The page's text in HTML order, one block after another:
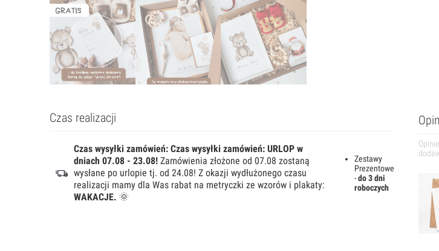
Czas realizacji
Czas wysyłki zamówień: Czas wysyłki zamówień: URLOP w
dniach 07.08 - 23.08! Zamówienia złożone od 07.08 zostaną
wysłane po urlopie tj. od 24.08! Z okazji wydłużonego czasu
realizacji mamy dla Was rabat na metryczki ze wzorów i plakaty:
WAKACJE. 🌞
Zestawy
Prezentowe
-do 3 dni
roboczych
Oceniony 5 na 5. Oceniony 5 na 5.
Aleksandra P.5 / 51 Maja 2026